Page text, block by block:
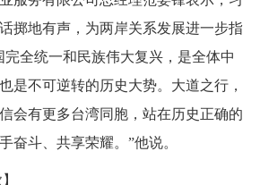
掷地有声，为两岸关系发展进一步指
完全统一和民族伟大复兴，是全体中
是不可逆转的历史大势。大道之行，
会有更多台湾同胞，站在历史正确的
奋斗、共享荣耀。”他说。